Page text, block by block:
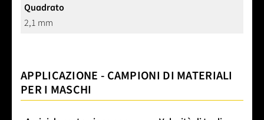
Quadrato
2,1 mm
APPLICAZIONE - CAMPIONI DI MATERIALI
PER I MASCHI